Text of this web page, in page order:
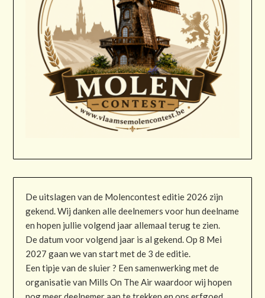
De uitslagen van de Molencontest editie 2026 zijn
gekend. Wij danken alle deelnemers voor hun deelname
en hopen jullie volgend jaar allemaal terug te zien.
De datum voor volgend jaar is al gekend. Op 8 Mei
2027 gaan we van start met de 3 de editie.
Een tipje van de sluier ? Een samenwerking met de
organisatie van Mills On The Air waardoor wij hopen